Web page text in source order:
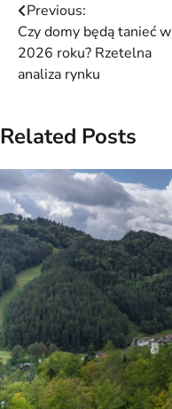
Nawigacja
wpisu
Previous:
Czy domy będą tanieć w
2026 roku? Rzetelna
analiza rynku
Related Posts